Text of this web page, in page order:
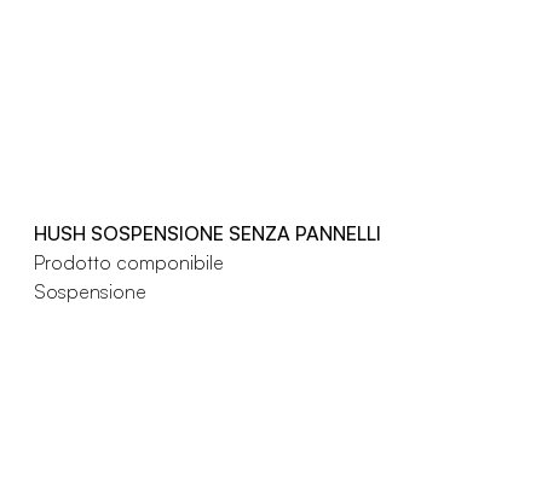
HUSH SOSPENSIONE SENZA PANNELLI
Prodotto componibile
Sospensione